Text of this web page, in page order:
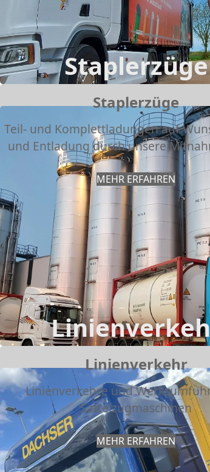
Staplerzüge
Staplerzüge
Teil- und Komplettladungen auf
und Entladung durch unsere
MEHR ERFAHREN
Linienverkehr
Linienverkehre und
Sattelzugmaschinen
MEHR ERFAHREN